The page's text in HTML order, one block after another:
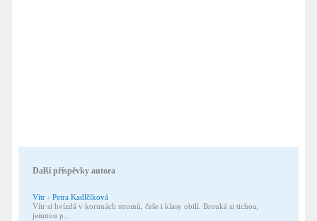
Další příspěvky autora
Vítr - Petra Kadlčíková
Vítr si hvízdá v korunách stromů, češe i klasy obilí. Brouká si tichou,
jemnou p...